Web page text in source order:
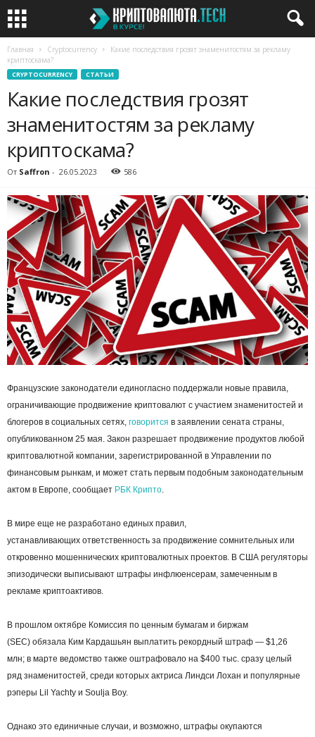
Главная Cryptocurrency
Какие последствия грозят знаменитостям за рекламу
криптоскама?
CRYPTOCURRENCY СТАТЬИ
Какие последствия грозят
знаменитостям за рекламу
криптоскама?
От Saffron - 26.05.2023 586
Французские законодатели единогласно поддержали новые правила,
ограничивающие продвижение криптовалют с участием знаменитостей и
блогеров в социальных сетях, говорится в заявлении сената страны,
опубликованном 25 мая. Закон разрешает продвижение продуктов любой
криптовалютной компании, зарегистрированной в Управлении по
финансовым рынкам, и может стать первым подобным законодательным
актом в Европе, сообщает РБК Крипто
В мире еще не разработано единых правил,
устанавливающих ответственность за продвижение сомнительных или
откровенно мошеннических криптовалютных проектов. В США регуляторы
эпизодически выписывают штрафы инфлюенсерам, замеченным в
рекламе криптоактивов.
В прошлом октябре Комиссия по ценным бумагам и биржам
(SEC) обязала Ким Кардашьян выплатить рекордный штраф — $1,26
млн; в марте ведомство также оштрафовало на $400 тыс. cразу целый
ряд знаменитостей, среди которых актриса Линдси Лохан и популярные
рэперы Lil Yachty и Soulja Boy.
Однако это единичные случаи, и возможно, штрафы окупаются